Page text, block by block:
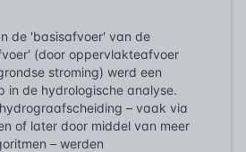
de 'basisafvoer' van de
(door oppervlakteafvoer
stroming) werd een
in de hydrologische analyse.
– vaak via
of later door middel van meer
– werden